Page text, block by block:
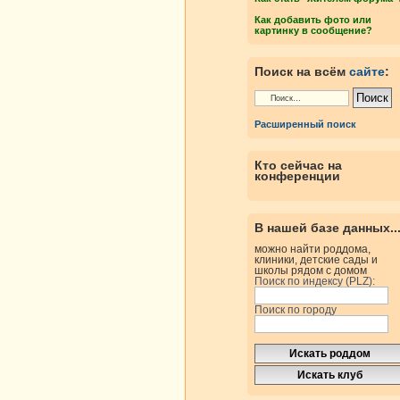
Как добавить фото или
картинку в сообщение?
Поиск на всём сайте:
Расширенный поиск
Кто сейчас на
конференции
В нашей базе данных...
можно найти роддома,
клиники, детские сады и
школы рядом с домом
Поиск по индексу (PLZ):
Поиск по городу